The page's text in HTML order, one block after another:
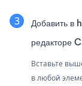
Добавить в
редакторе
Вставьте
в любой